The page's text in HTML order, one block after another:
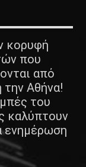
κορυφή
που
από
την Αθήνα!
του
καλύπτουν
ενημέρωση